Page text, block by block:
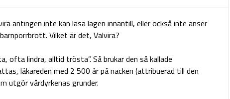
antingen inte kan läsa lagen innantill, eller också inte anser
Vilket är det, Valvira?
ofta lindra, alltid trösta”. Så brukar den så kallade
läkareden med 2 500 år på nacken (attribuerad till den
utgör vårdyrkenas grunder.